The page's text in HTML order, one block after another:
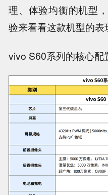
理、体验均衡的机型
验来看看这款机型的表
vivo S60系列的核心配